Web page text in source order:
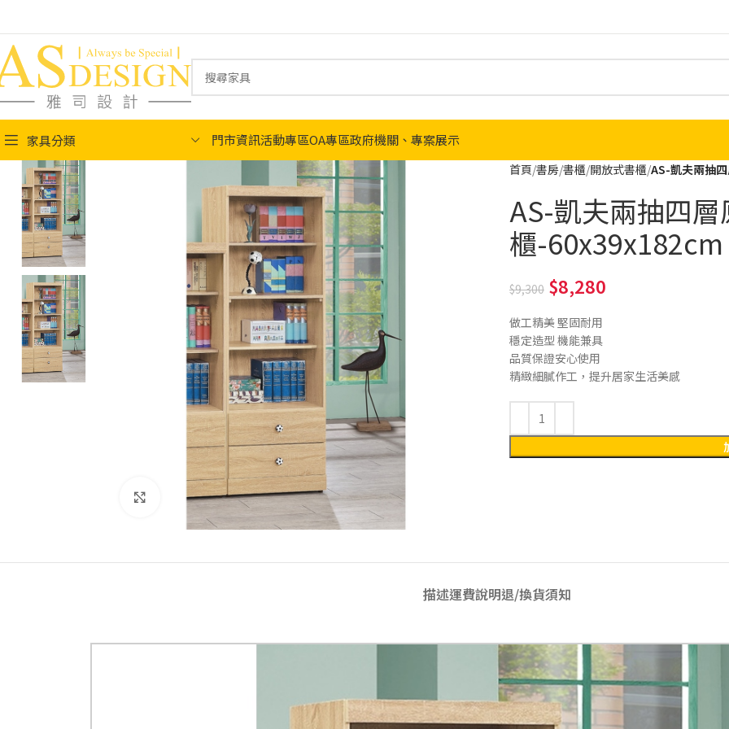
家具分類 門市資訊活動專區OA專區政府機關、專案展示
Click to enlarge
首頁 書房 書櫃 開放式書櫃 AS-凱夫兩抽
AS-凱夫兩抽四
櫃-60x39x182cm
9,300 8,280
做工精美 堅固耐用
穩定造型 機能兼具
品質保證安心使用
精緻細膩作工，提升居家生活美感
描述運費說明退/換貨須知